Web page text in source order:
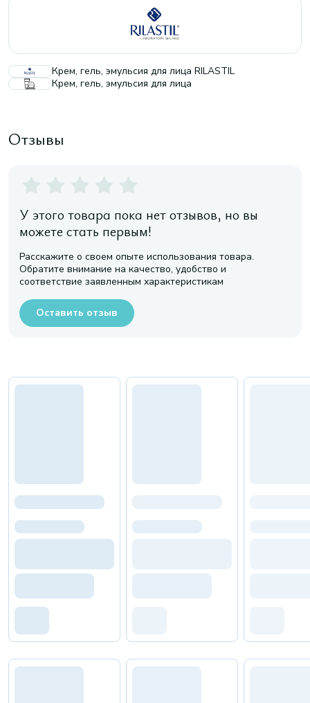
Крем, гель, эмульсия для лица RILASTIL
Крем, гель, эмульсия для лица
Отзывы
У этого товара пока нет отзывов, но вы
можете стать первым!
Расскажите о своем опыте использования товара.
Обратите внимание на качество, удобство и
соответствие заявленным характеристикам
Оставить отзыв